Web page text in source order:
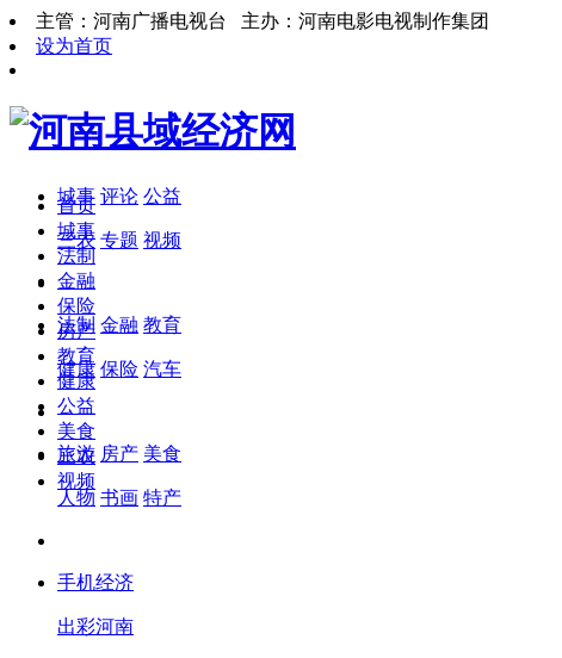
主管：河南广播电视台 主办：河南电影电视制作集团
设为首页
城事 评论 公益
三农 专题 视频
法制 金融 教育
健康 保险 汽车
旅游 房产 美食
人物 书画 特产
手机经济
出彩河南
首页
城事
法制
金融
保险
房产
教育
健康
公益
美食
三农
视频